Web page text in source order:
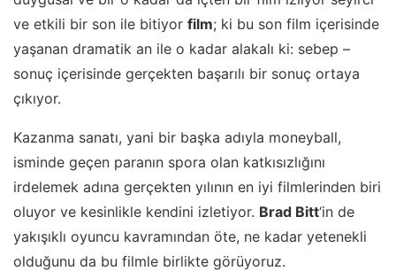
ve etkili bir son ile bitiyor film; ki bu son film içerisinde
yaşanan dramatik an ile o kadar alakalı ki: sebep –
sonuç içerisinde gerçekten başarılı bir sonuç ortaya
çıkıyor.
Kazanma sanatı, yani bir başka adıyla moneyball,
isminde geçen paranın spora olan katkısızlığını
irdelemek adına gerçekten yılının en iyi filmlerinden biri
oluyor ve kesinlikle kendini izletiyor. Brad Bitt‘in de
yakışıklı oyuncu kavramından öte, ne kadar yetenekli
olduğunu da bu filmle birlikte görüyoruz.